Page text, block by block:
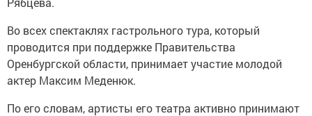
Во всех спектаклях гастрольного тура, который
проводится при поддержке Правительства
Оренбургской области, принимает участие молодой
актер Максим Меденюк.
По его словам, артисты его театра активно принимают